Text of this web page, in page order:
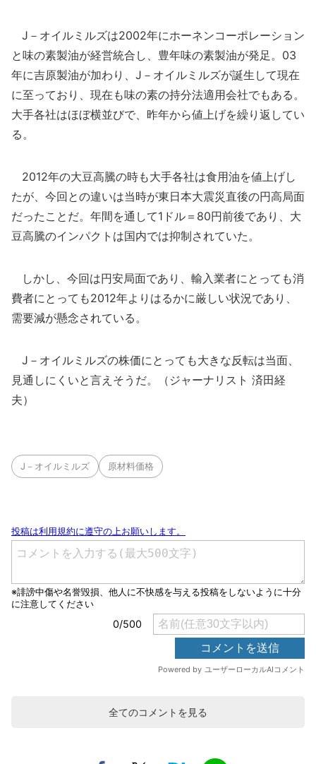
J－オイルミルズは2002年にホーネンコーポレーション
と味の素製油が経営統合し、豊年味の素製油が発足。03
年に吉原製油が加わり、J－オイルミルズが誕生して現在
に至っており、現在も味の素の持分法適用会社でもある。
大手各社はほぼ横並びで、昨年から値上げを繰り返してい
る。
2012年の大豆高騰の時も大手各社は食用油を値上げし
たが、今回との違いは当時が東日本大震災直後の円高局面
だったことだ。年間を通して1ドル＝80円前後であり、大
豆高騰のインパクトは国内では抑制されていた。
しかし、今回は円安局面であり、輸入業者にとっても消
費者にとっても2012年よりはるかに厳しい状況であり、
需要減が懸念されている。
J－オイルミルズの株価にとっても大きな反転は当面、
見通しにくいと言えそうだ。（ジャーナリスト 済田経
夫）
J－オイルミルズ 原材料価格
全てのコメントを見る